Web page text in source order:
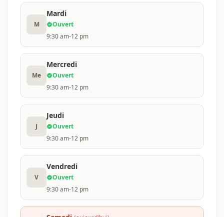
M
Mardi
Ouvert
9:30 am-12 pm
Me
Mercredi
Ouvert
9:30 am-12 pm
J
Jeudi
Ouvert
9:30 am-12 pm
V
Vendredi
Ouvert
9:30 am-12 pm